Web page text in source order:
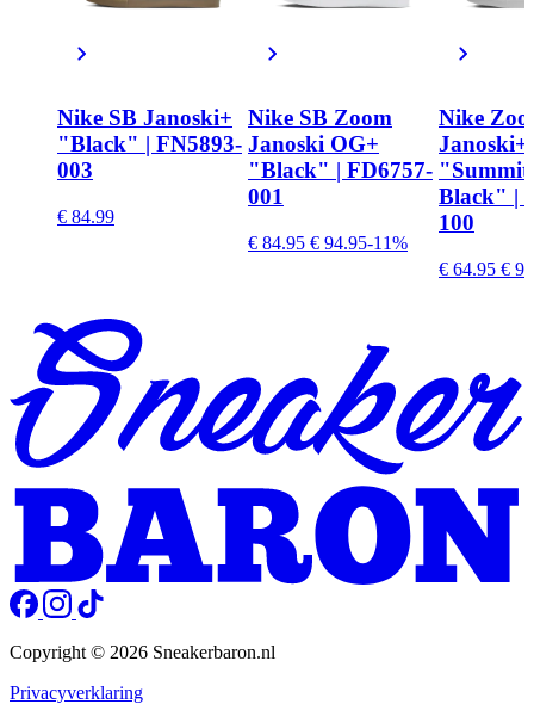
Nike SB Janoski+
"Black" | FN5893-
003
€ 84.99
Nike SB Zoom
Janoski OG+
"Black" | FD6757-
001
€ 84.95 € 94.95-11%
Nike
Janoski+
"Summit
Black" |
100
€ 64.95 €
Copyright © 2026 Sneakerbaron.nl
Privacyverklaring